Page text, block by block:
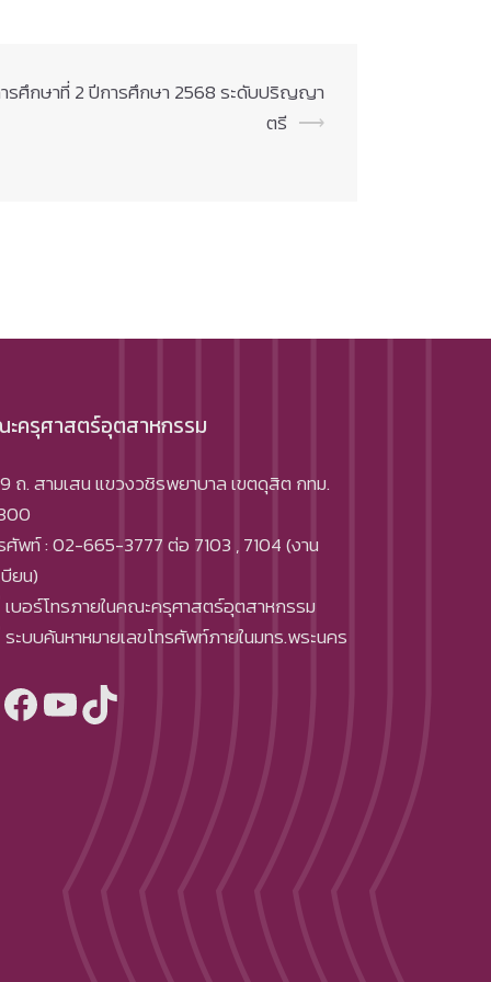
รศึกษาที่ 2 ปีการศึกษา 2568 ระดับปริญญา
ตรี ⟶
ครุศาสตร์อุตสาหกรรม
ถ. สามเสน แขวงวชิรพยาบาล เขตดุสิต กทม.
ศัพท์ : 02-665-3777 ต่อ 7103 , 7104 (งาน
บียน)
เบอร์โทรภายในคณะครุศาสตร์อุตสาหกรรม
ระบบค้นหาหมายเลขโทรศัพท์ภายในมทร.พระนคร
Facebook
YouTube
TikTok